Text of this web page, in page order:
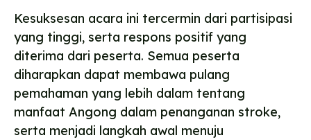
Kesuksesan acara ini tercermin dari partisipasi
yang tinggi, serta respons positif yang
diterima dari peserta. Semua peserta
diharapkan dapat membawa pulang
pemahaman yang lebih dalam tentang
manfaat Angong dalam penanganan stroke,
serta menjadi langkah awal menuju